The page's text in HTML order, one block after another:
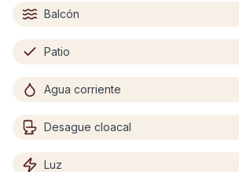
Balcón
Patio
Agua corriente
Desague cloacal
Luz